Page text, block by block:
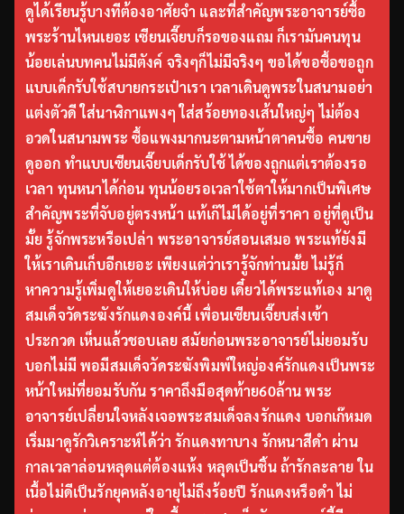
ดูได้เรียนรู้บางทีต้องอาศัยจำ และที่สำคัญพระอาจารย์ซื้อ
พระร้านไหนเยอะ เซียนเจี๊ยบก็รอของแถม ก็เรามันคนทุน
น้อยเล่นบทคนไม่มีตังค์ จริงๆก็ไม่มีจริงๆ ขอได้ขอซื้อขอถูก
แบบเด็กรับใช้สบายกระเป๋าเรา เวลาเดินดูพระในสนามอย่า
แต่งตัวดี ใส่นาฬิกาแพงๆ ใส่สร้อยทองเส้นใหญ่ๆ ไม่ต้อง
อวดในสนามพระ ซื้อแพงมากนะตามหน้าตาคนซื้อ คนขาย
ดูออก ทำแบบเซียนเจี๊ยบเด็กรับใช้ ได้ของถูกแต่เราต้องรอ
เวลา ทุนหนาได้ก่อน ทุนน้อยรอเวลาใช้ตาให้มากเป็นพิเศษ
สำคัญพระที่จับอยู่ตรงหน้า แท้เก๊ไม่ได้อยู่ที่ราคา อยู่ที่ดูเป็น
มั้ย รู้จักพระหรือเปล่า พระอาจารย์สอนเสมอ พระแท้ยังมี
ให้เราเดินเก็บอีกเยอะ เพียงแต่ว่าเรารู้จักท่านมั้ย ไม่รู้ก็
หาความรู้เพิ่มดูให้เยอะเดินให้บ่อย เดี๋ยวได้พระแท้เอง มาดู
สมเด็จวัดระฆังรักแดงองค์นี้ เพื่อนเซียนเจี๊ยบส่งเข้า
ประกวด เห็นแล้วชอบเลย สมัยก่อนพระอาจารย์ไม่ยอมรับ
บอกไม่มี พอมีสมเด็จวัดระฆังพิมพ์ใหญ่องค์รักแดงเป็นพระ
หน้าใหม่ที่ยอมรับกัน ราคาถึงมือสุดท้าย60ล้าน พระ
อาจารย์เปลี่ยนใจหลังเจอพระสมเด็จลงรักแดง บอกเก๊หมด
เริ่มมาดูรักวิเคราะห์ได้ว่า รักแดงทาบาง รักหนาสีดำ ผ่าน
กาลเวลาล่อนหลุดแต่ต้องแห้ง หลุดเป็นชิ้น ถ้ารักละลาย ใน
เนื้อไม่ดีเป็นรักยุคหลังอายุไม่ถึงร้อยปี รักแดงหรือดำ ไม่